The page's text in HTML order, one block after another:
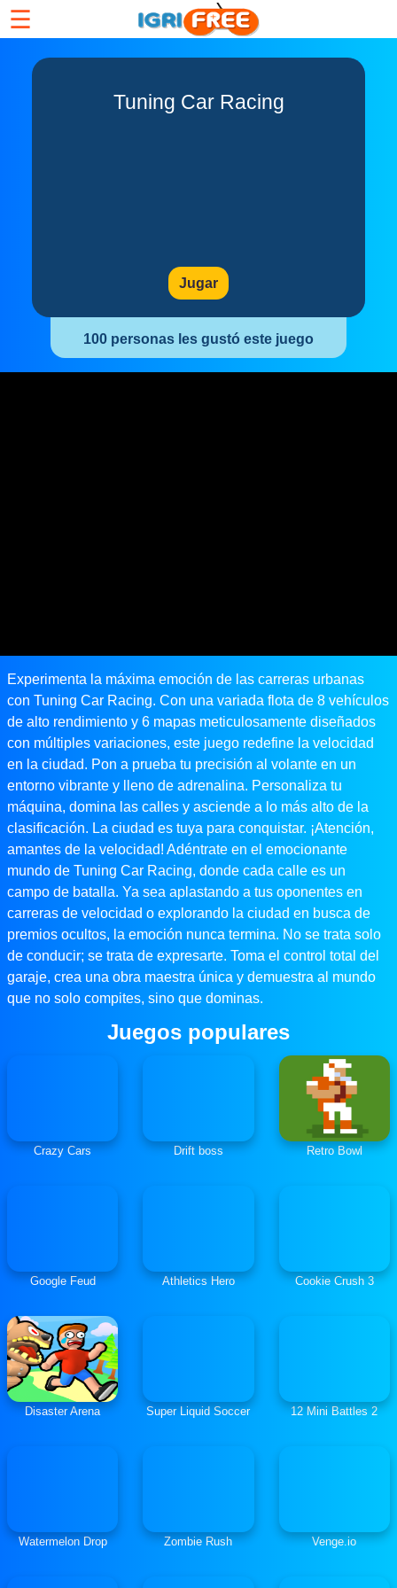
☰
Tuning Car Racing
Jugar
100 personas les gustó este juego
Experimenta la máxima emoción de las carreras urbanas
con Tuning Car Racing. Con una variada flota de 8 vehículos
de alto rendimiento y 6 mapas meticulosamente diseñados
con múltiples variaciones, este juego redefine la velocidad
en la ciudad. Pon a prueba tu precisión al volante en un
entorno vibrante y lleno de adrenalina. Personaliza tu
máquina, domina las calles y asciende a lo más alto de la
clasificación. La ciudad es tuya para conquistar. ¡Atención,
amantes de la velocidad! Adéntrate en el emocionante
mundo de Tuning Car Racing, donde cada calle es un
campo de batalla. Ya sea aplastando a tus oponentes en
carreras de velocidad o explorando la ciudad en busca de
premios ocultos, la emoción nunca termina. No se trata solo
de conducir; se trata de expresarte. Toma el control total del
garaje, crea una obra maestra única y demuestra al mundo
que no solo compites, sino que dominas.
Juegos populares
Crazy Cars Drift boss Retro Bowl
Google Feud Athletics Hero Cookie Crush 3
Disaster Arena Super Liquid Soccer 12 Mini Battles 2
Watermelon Drop Zombie Rush Venge.io